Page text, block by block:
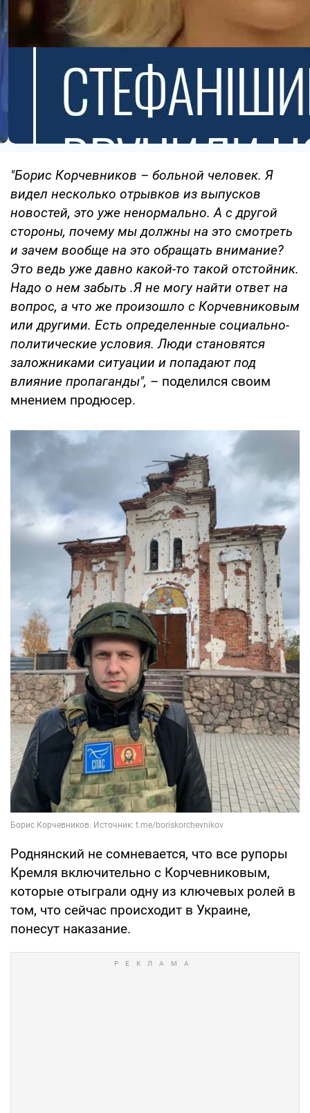
"Борис Корчевников – больной человек. Я
видел несколько отрывков из выпусков
новостей, это уже ненормально. А с другой
стороны, почему мы должны на это смотреть
и зачем вообще на это обращать внимание?
Это ведь уже давно какой-то такой отстойник.
Надо о нем забыть .Я не могу найти ответ на
вопрос, а что же произошло с Корчевниковым
или другими. Есть определенные социально-
политические условия. Люди становятся
заложниками ситуации и попадают под
влияние пропаганды", – поделился своим
мнением продюсер.
Роднянский не сомневается, что все рупоры
Кремля включительно с Корчевниковым,
которые отыграли одну из ключевых ролей в
том, что сейчас происходит в Украине,
понесут наказание.